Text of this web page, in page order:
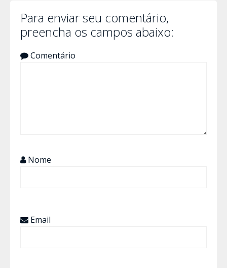
Para enviar seu comentário,
preencha os campos abaixo:
Comentário
Nome
Email